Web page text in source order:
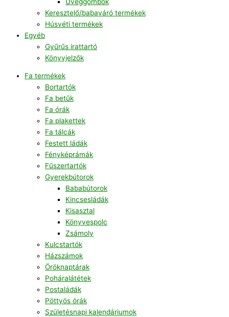
Keresztelő/babaváró termékek
Húsvéti termékek
Egyéb
Gyűrűs irattartó
Könyvjelzők
Fa termékek
Bortartók
Fa betűk
Fa órák
Fa plakettek
Fa tálcák
Festett ládák
Fényképrámák
Fűszertartók
Gyerekbútorok
Bababútorok
Kincsesládák
Kisasztal
Könyvespolc
Zsámoly
Kulcstartók
Házszámok
Öröknaptárak
Poháralátétek
Postaládák
Pöttyös órák
Születésnapi kalendáriumok